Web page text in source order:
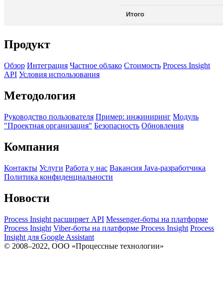
Продукт
Обзор Интеграция Частное облако Стоимость Process Insight
API Условия использования
Методология
Руководство пользователя Пример: инжиниринг Модуль
"Проектная организация" Безопасность Обновления
Компания
Контакты Услуги Работа у нас Вакансия Java-разработчика
Политика конфиденциальности
Новости
Process Insight расширяет API Messenger-боты на платформе
Process Insight Viber-боты на платформе Process Insight Process
Insight для Google Assistant
© 2008–2022, ООО «Процессные технологии»